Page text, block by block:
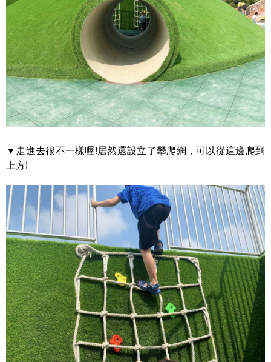
▼走進去很不一樣喔!居然還設立了攀爬網，可以從這邊爬到
上方!